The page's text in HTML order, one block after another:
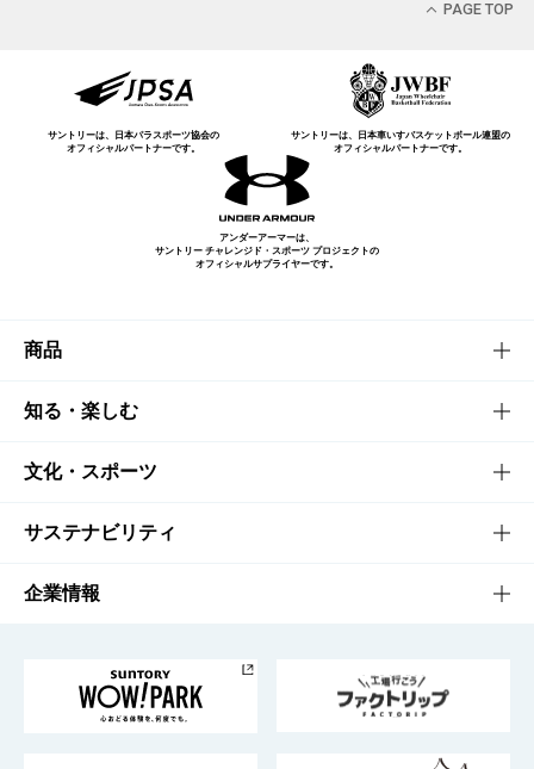
PAGE TOP
サントリーは、日本パラスポーツ協会の
オフィシャルパートナーです。
サントリーは、日本車いすバスケットボール連盟の
オフィシャルパートナーです。
アンダーアーマーは、
サントリー チャレンジド・スポーツ プロジェクトの
オフィシャルサプライヤーです。
商品
商品TOP
商品一覧
商品発売情報
栄養成分一覧
知る・楽しむ
知る・楽しむTOP
キャンペーン
工場見学
地域情報
文化・スポーツ
文化・スポーツTOP
サントリーホール
サントリーサンバーズ大阪
サステナビリティ
サステナビリティTOP
サントリーが考えるサステナビリティ経営
企業情報
企業概要